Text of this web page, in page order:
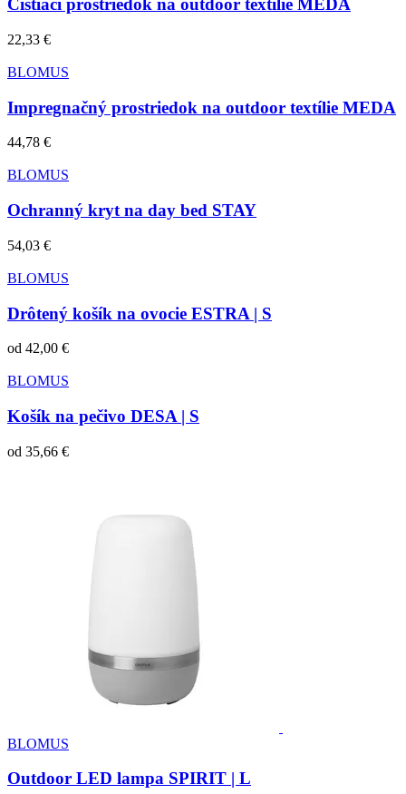
Čistiaci prostriedok na outdoor textílie MEDA
22,33 €
BLOMUS
Impregnačný prostriedok na outdoor textílie MEDA
44,78 €
BLOMUS
Ochranný kryt na day bed STAY
54,03 €
BLOMUS
Drôtený košík na ovocie ESTRA | S
od 42,00 €
BLOMUS
Košík na pečivo DESA | S
od 35,66 €
BLOMUS
Outdoor LED lampa SPIRIT | L